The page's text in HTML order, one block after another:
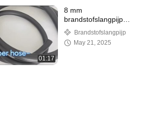
01:17
8 mm
brandstofslangpijp
Vlamvertragend
Buitenjas
Warmtebestendige
Brandstofslangpijp
May 21, 2025